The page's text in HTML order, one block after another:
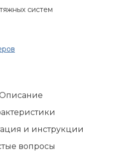
систем
и инструкции
вопросы